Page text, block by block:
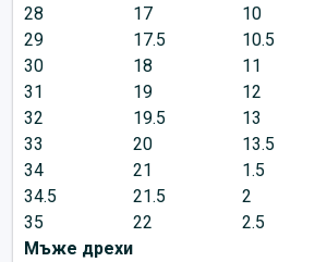
28
17
10
29
17.5
10.5
30
18
11
31
19
12
32
19.5
13
33
20
13.5
34
21
1.5
34.5
21.5
2
35
22
2.5
Мъже дрехи